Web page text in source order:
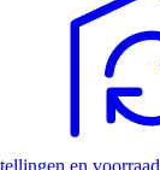
en voorraad